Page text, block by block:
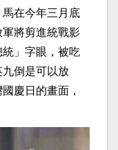
在今年三月底
將剪進統戰影
」字眼，被吃
倒是可以放
慶日的畫面，